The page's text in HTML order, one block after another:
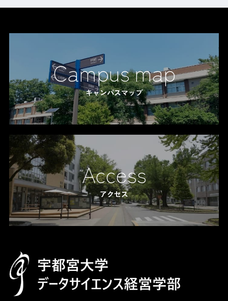
Campus map
キャンパスマップ
Access
アクセス